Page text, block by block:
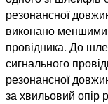
резонансної
виконано меншими
провідника. До
сигнального
резонансної
за хвильовий опір